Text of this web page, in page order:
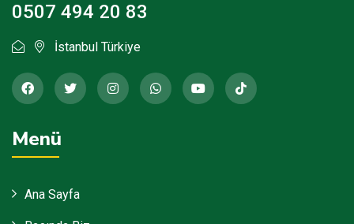
0507 494 20 83
İstanbul Türkiye
Menü
Ana Sayfa